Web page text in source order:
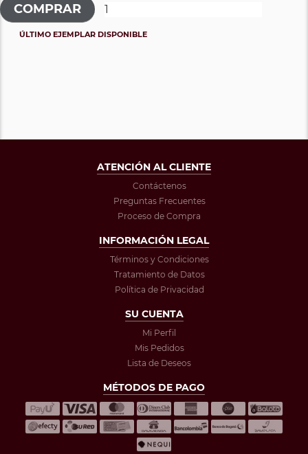
ÚLTIMO EJEMPLAR DISPONIBLE
ATENCIÓN AL CLIENTE
Contáctenos
Preguntas Frecuentes
Proceso de Compra
INFORMACIÓN LEGAL
Términos y Condiciones
Tratamiento de Datos
Política de Privacidad
SU CUENTA
Mi Perfil
Mis Pedidos
Lista de Deseos
MÉTODOS DE PAGO